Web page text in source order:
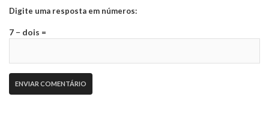
Digite uma resposta em números:
7 − dois =